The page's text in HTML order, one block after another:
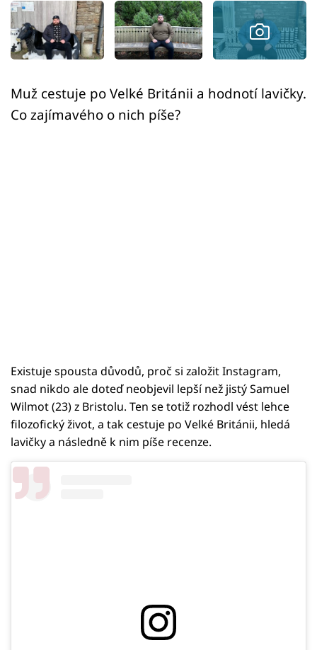
Přihlášení
Sledujte nás
Muž cestuje po Velké Británii a hodnotí lavičky.
Co zajímavého o nich píše?
Existuje spousta důvodů, proč si založit Instagram,
snad nikdo ale doteď neobjevil lepší než jistý Samuel
Wilmot (23) z Bristolu. Ten se totiž rozhodl vést lehce
filozofický život, a tak cestuje po Velké Británii, hledá
lavičky a následně k nim píše recenze.